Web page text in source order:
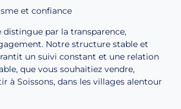
et confiance
distingue par la transparence,
Notre structure stable et
un suivi constant et une relation
que vous souhaitiez vendre,
à Soissons, dans les villages alentour